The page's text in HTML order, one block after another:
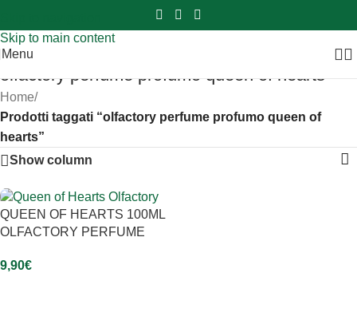
Skip to main content
Sei hai domande contattaci 📲3341056025 - 3886572748
Menu
olfactory perfume profumo queen of hearts
Home/
Prodotti taggati “olfactory perfume profumo queen of
hearts”
Show column
QUEEN OF HEARTS 100ML
OLFACTORY PERFUME
9,90€